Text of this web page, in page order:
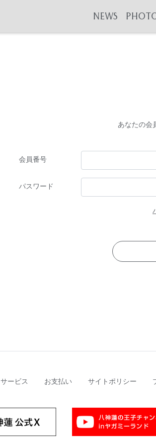
NEWS
あなたの会
会員番号
パスワード
サービス お支払い サイトポリシー